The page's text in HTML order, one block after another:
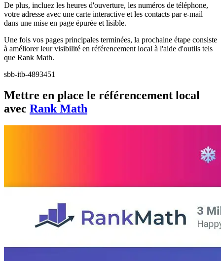
De plus, incluez les heures d'ouverture, les numéros de téléphone,
votre adresse avec une carte interactive et les contacts par e-mail
dans une mise en page épurée et lisible.
Une fois vos pages principales terminées, la prochaine étape consiste
à améliorer leur visibilité en référencement local à l'aide d'outils tels
que Rank Math.
sbb-itb-4893451
Mettre en place le référencement local
avec Rank Math